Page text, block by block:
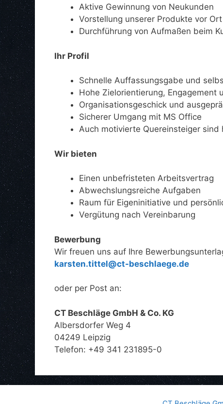
Aktive Gewinnung von Neukunden
Vorstellung unserer Produkte vor Ort
Durchführung von Aufmaßen beim
Ihr Profil
Schnelle Auffassungsgabe und
Hohe Zielorientierung, Engagement
Organisationsgeschick und
Sicherer Umgang mit MS Office
Auch motivierte Quereinsteiger sind
Wir bieten
Einen unbefristeten Arbeitsvertrag
Abwechslungsreiche Aufgaben
Raum für Eigeninitiative und
Vergütung nach Vereinbarung
Bewerbung
Wir freuen uns auf Ihre
karsten.tittel@ct-beschlaege.de
oder per Post an:
CT Beschläge GmbH & Co. KG
Albersdorfer Weg 4
04249 Leipzig
Telefon: +49 341 231895-0